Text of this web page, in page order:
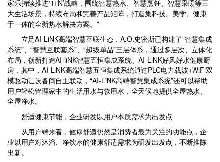
家乐持续推进‘1+N’战略，围绕智慧热水、智慧烹饪、智慧采暖等三
大生活场景，持续布局和完善产品矩阵，打造集科技、美学、健康
于一体的全新热水解决方案。”
立足AI-LiNK高端智慧互联生态，A.O.史密斯已构建了“智慧集成
系统”、“智慧互联套系”、“超级单品”三层体系，通过多层次、立体化
布局，创新打造AI-liNK智慧五恒集成系统、AI-LiNK好风好水健康厨
房，其中，AI-LiNK高端智慧五恒集成系统通过PLC电力载波+WiFi双
模驱动让设备间自主联动，“AI-LiNK高端智慧集成系统”还可以帮助
用户轻松管理家中的生活用水与饮用水，全天候地提供全屋热水、
全屋净水。
舒适健康节能，企业研发以用户本质需求为出发点
从用户端来看，健康舒适仍然是消费者最为关注的功能点，企
业以用户对沐浴、净饮水的健康舒适需求为研发出发点，不断推陈
出新。